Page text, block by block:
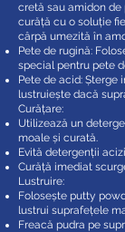
cretă sau amidon de
curăță cu o soluție
cârpă umezită în
Pete de rugină:
special pentru pete
Pete de acid: Șterge
lustruiește dacă
Curățare:
Utilizează un
moale și curată.
Evită detergenții
Curăță imediat
Lustruire:
Folosește putty
lustrui suprafețele
Freacă pudra pe